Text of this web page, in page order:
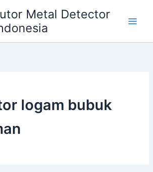
Metal Detector
logam bubuk